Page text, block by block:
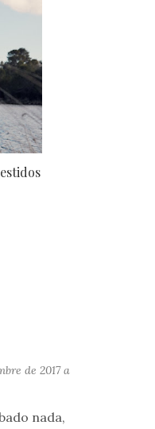
de 2017 a
nada,